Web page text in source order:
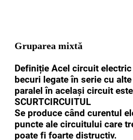
Gruparea mixtă
Definiție Acel circuit
becuri legate în serie cu
paralel în același circuit
SCURTCIRCUITUL
Se produce când curentul
puncte ale circuitului care
poate fi foarte distructiv.